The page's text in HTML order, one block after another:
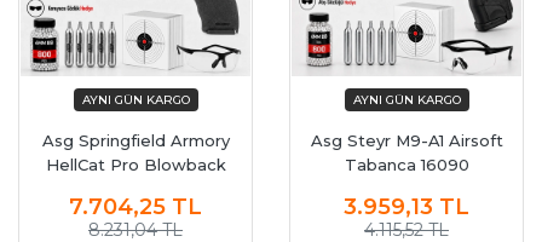
Asg Springfield Armory
HellCat Pro Blowback
7.704,25 TL
8.231,04 TL
Asg Steyr M9-A1 Airsoft
Tabanca 16090
3.959,13 TL
4.115,52 TL